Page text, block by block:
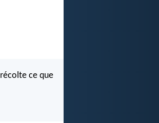
ce que